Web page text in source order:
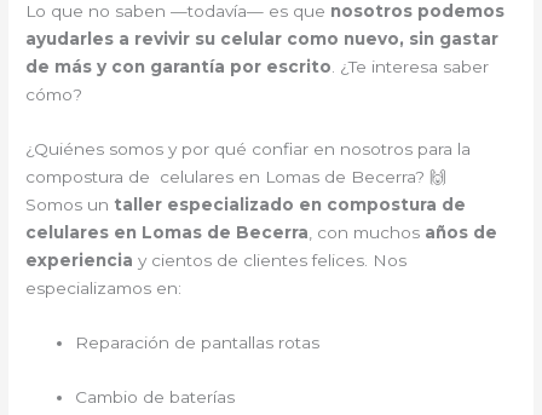
Lo que no saben —todavía— es que nosotros podemos
ayudarles a revivir su celular como nuevo, sin gastar
de más y con garantía por escrito . ¿Te interesa saber
cómo?
¿Quiénes somos y por qué confiar en nosotros para la
compostura de celulares en Lomas de Becerra? 🙌
Somos un taller especializado en compostura de
celulares en Lomas de Becerra , con muchos años de
experiencia y cientos de clientes felices. Nos
especializamos en:
Reparación de pantallas rotas
Cambio de baterías